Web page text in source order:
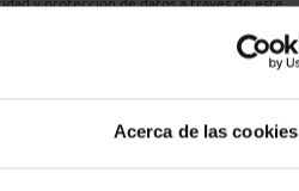
Acerca de las cookies
con ACA Plus